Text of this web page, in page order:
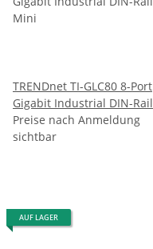
TRENDnet TI-GLC80 8-Port
Gigabit Industrial DIN-Rail
Mini
Preise nach Anmeldung
sichtbar
AUF LAGER